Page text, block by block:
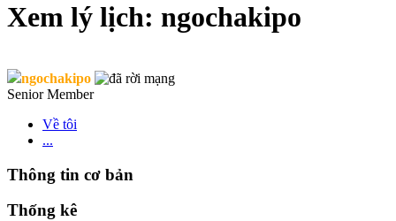
Xem lý lịch: ngochakipo
ngochakipo
Senior Member
Về tôi
...
Thông tin cơ bản
Thống kê